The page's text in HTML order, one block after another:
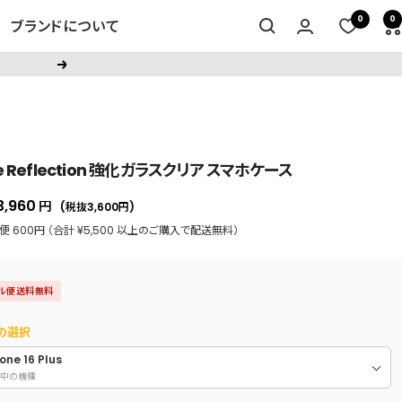
ブランドについて 0 0
次
強化ガラスクリア スマホケース
円 (税抜3,600円)
600円 （合計 ¥5,500 以上のご購入で配送無料）
便送料無料
選択
16 Plus
の機種